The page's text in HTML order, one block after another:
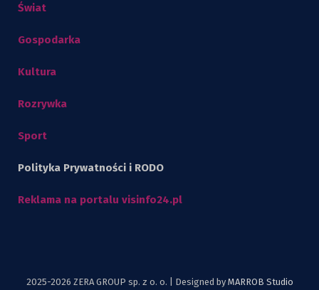
Świat
Gospodarka
Kultura
Rozrywka
Sport
Polityka Prywatności i RODO
Reklama na portalu visinfo24.pl
2025-2026 ZERA GROUP sp. z o. o. | Designed by MARROB Studio